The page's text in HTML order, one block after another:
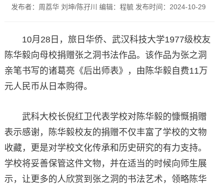
发布者：周荔华 刘坤/陈孖川 编辑：程毓 发布时间：2024-10-29
10月28日，旅日华侨、武汉科技大学1977级校友
陈华毅向母校捐赠张之洞书法作品。该作品为张之洞
亲笔书写的诸葛亮《后出师表》，由陈华毅自费11万
元人民币从日本购得。
武科大校长倪红卫代表学校对陈华毅的慷慨捐赠
表示感谢，陈华毅校友的捐赠不仅丰富了学校的文物
收藏，更是对学校文化传承和历史研究的有力支持。
学校将妥善保管这件文物，并在适当的时候向师生展
示，让更多的人欣赏到张之洞的书法艺术，领略陈华